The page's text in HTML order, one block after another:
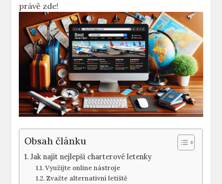
právě zde!
Obsah článku
Jak najít nejlepší charterové letenky
Využijte online nástroje
Zvažte alternativní letiště